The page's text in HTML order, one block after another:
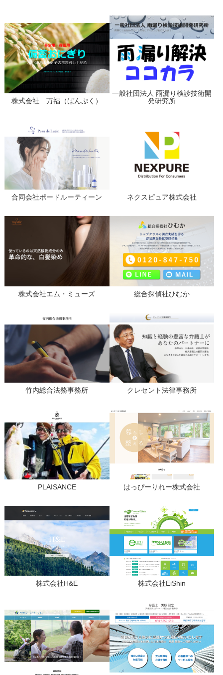
株式会社 万福（ばんぷく）
一般社団法人 雨漏り検診技術開
発研究所
合同会社ポードルーティーン ネクスピュア株式会社
株式会社エム・ミューズ 総合探偵社ひむか
竹内総合法務事務所 クレセント法律事務所
PLAISANCE はっぴーりれー株式会社
株式会社H&E 株式会社EiShin